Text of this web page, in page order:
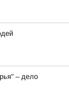
– дело